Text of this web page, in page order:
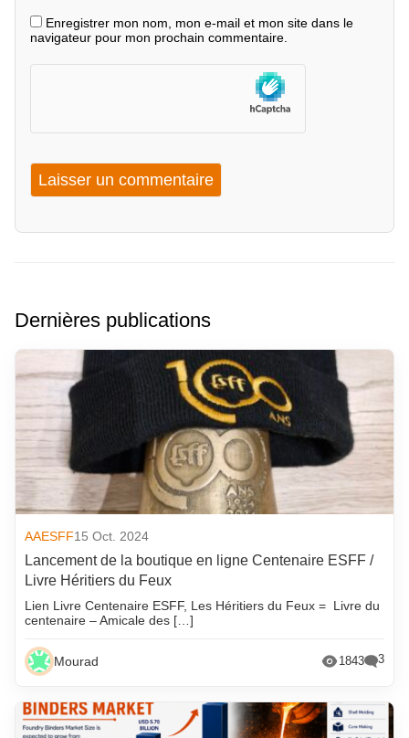
Enregistrer mon nom, mon e-mail et mon site dans le
navigateur pour mon prochain commentaire.
Dernières publications
AAESFF15 Oct. 2024
Lancement de la boutique en ligne Centenaire ESFF /
Livre Héritiers du Feux
Lien Livre Centenaire ESFF, Les Héritiers du Feux = Livre du
centenaire – Amicale des […]
Mourad 1843 3